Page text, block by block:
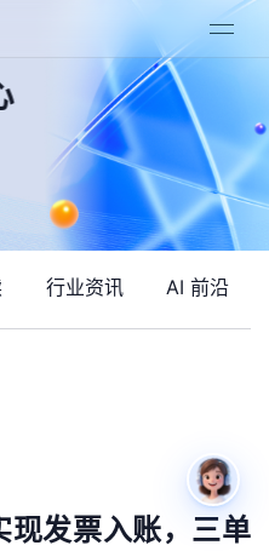
行业资讯 AI 前沿
现发票入账，三单